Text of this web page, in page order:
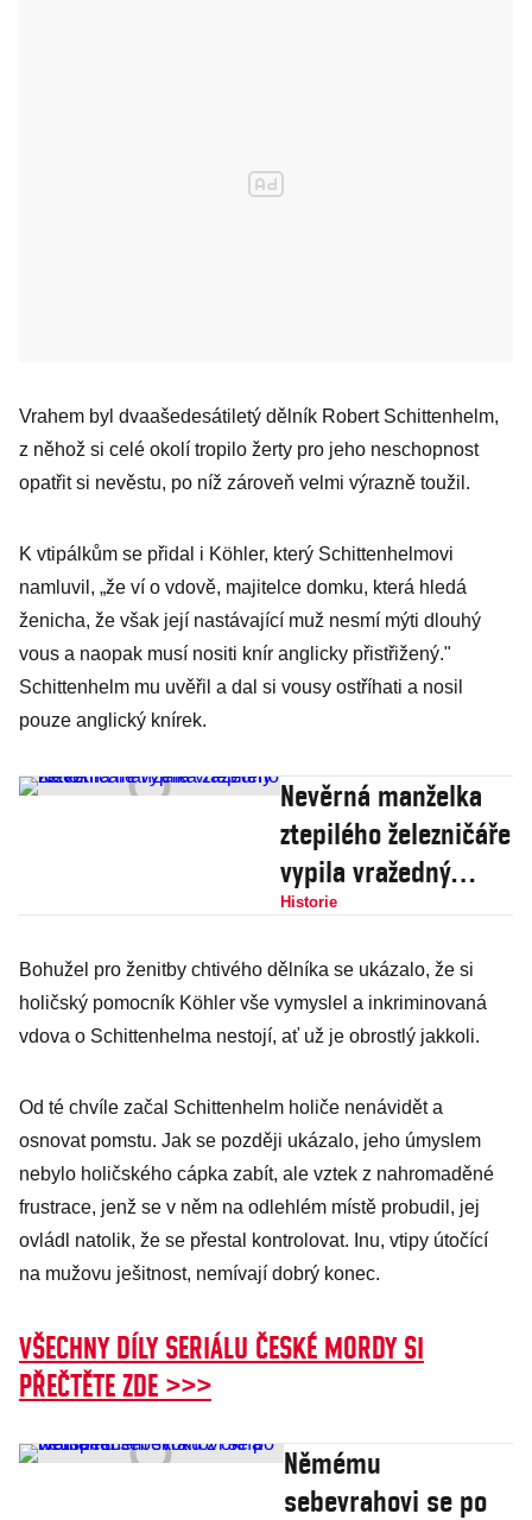
Vrahem byl dvaašedesátiletý dělník Robert Schittenhelm,
z něhož si celé okolí tropilo žerty pro jeho neschopnost
opatřit si nevěstu, po níž zároveň velmi výrazně toužil.
K vtipálkům se přidal i Köhler, který Schittenhelmovi
namluvil, „že ví o vdově, majitelce domku, která hledá
ženicha, že však její nastávající muž nesmí mýti dlouhý
vous a naopak musí nositi knír anglicky přistřižený."
Schittenhelm mu uvěřil a dal si vousy ostříhati a nosil
pouze anglický knírek.
Nevěrná manželka
ztepilého železničáře
vypila vražedný
roztok
Historie
Bohužel pro ženitby chtivého dělníka se ukázalo, že si
holičský pomocník Köhler vše vymyslel a inkriminovaná
vdova o Schittenhelma nestojí, ať už je obrostlý jakkoli.
Od té chvíle začal Schittenhelm holiče nenávidět a
osnovat pomstu. Jak se později ukázalo, jeho úmyslem
nebylo holičského cápka zabít, ale vztek z nahromaděné
frustrace, jenž se v něm na odlehlém místě probudil, jej
ovládl natolik, že se přestal kontrolovat. Inu, vtipy útočící
na mužovu ješitnost, nemívají dobrý konec.
VŠECHNY DÍLY SERIÁLU ČESKÉ MORDY SI
PŘEČTĚTE ZDE >>>
Němému
sebevrahovi se po